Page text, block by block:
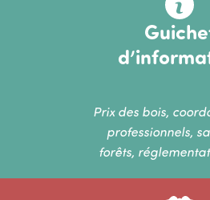
Prix des bois,
professionnels,
forêts,